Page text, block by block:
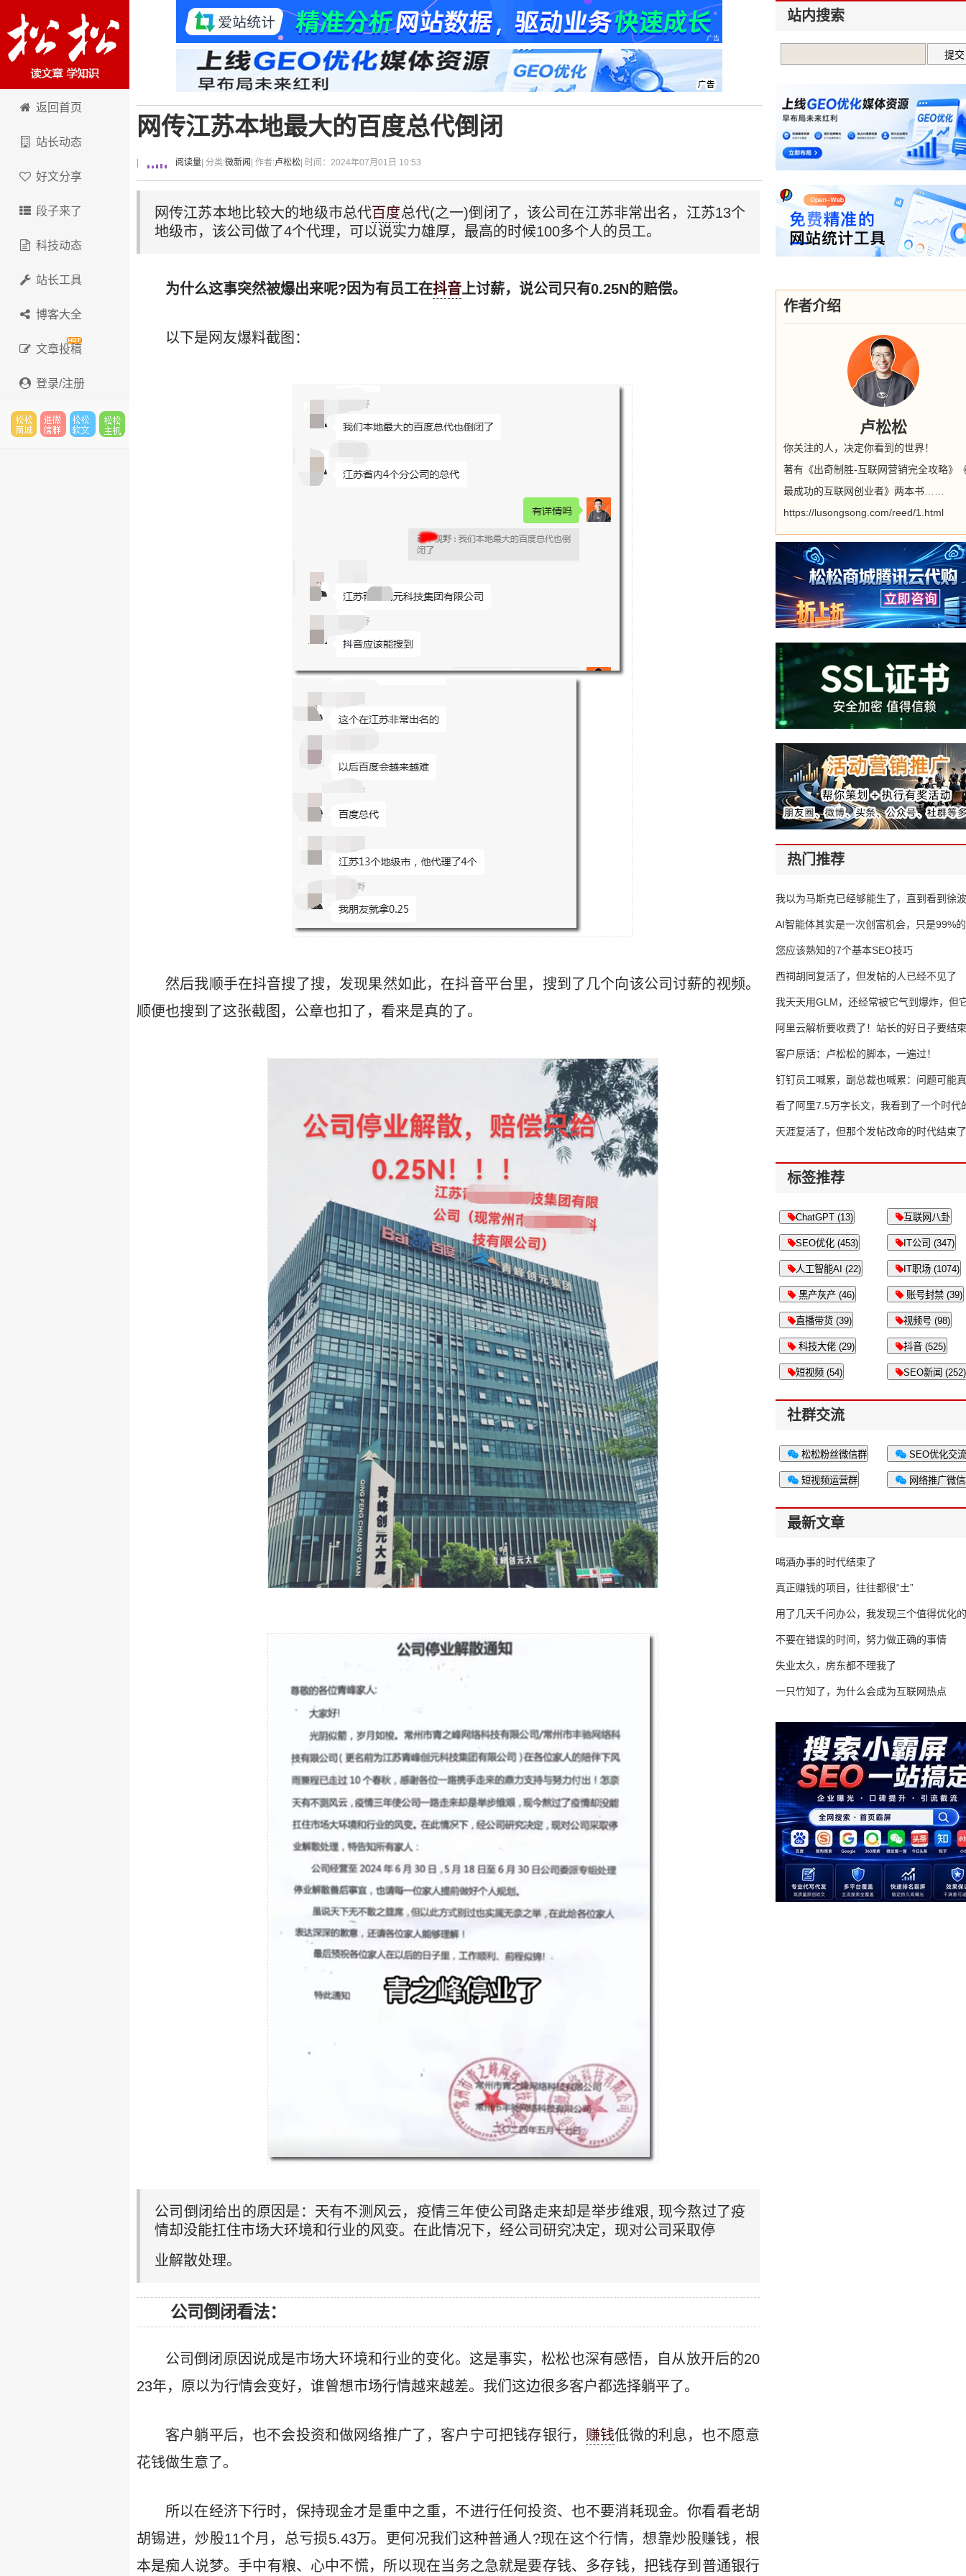
卢松松博客
返回首页
站长动态
好文分享
段子来了
科技动态
站长工具
博客大全
文章投稿
登录/注册
网传江苏本地最大的百度总代倒闭
阅读量 | 分类:微新闻 | 作者:卢松松 | 时间：2024年07月01日 10:53
网传江苏本地比较大的地级市总代百度总代(之一)倒闭了，该公司在江苏非常出名，江苏13个
地级市，该公司做了4个代理，可以说实力雄厚，最高的时候100多个人的员工。
为什么这事突然被爆出来呢?因为有员工在抖音上讨薪，说公司只有0.25N的赔偿。
以下是网友爆料截图：
然后我顺手在抖音搜了搜，发现果然如此，在抖音平台里，搜到了几个向该公司讨薪的视频。
顺便也搜到了这张截图，公章也扣了，看来是真的了。
公司倒闭给出的原因是：天有不测风云，疫情三年使公司路走来却是举步维艰, 现今熬过了疫
情却没能扛住市场大环境和行业的风变。在此情况下，经公司研究决定，现对公司采取停
业解散处理。
公司倒闭看法：
公司倒闭原因说成是市场大环境和行业的变化。这是事实，松松也深有感悟，自从放开后的20
23年，原以为行情会变好，谁曾想市场行情越来越差。我们这边很多客户都选择躺平了。
客户躺平后，也不会投资和做网络推广了，客户宁可把钱存银行， 赚钱低微的利息，也不愿意
花钱做生意了。
所以在经济下行时，保持现金才是重中之重，不进行任何投资、也不要消耗现金。你看看老胡
胡锡进，炒股11个月，总亏损5.43万。更何况我们这种普通人?现在这个行情，想靠炒股赚钱，根
本是痴人说梦。手中有粮、心中不慌，所以现在当务之急就是要存钱、多存钱，把钱存到普通银行
站内搜索
作者介绍
卢松松
你关注的人，决定你看到的世界！
著有《出奇制胜-互联网营销完全攻略》
最成功的互联网创业者》两本书……
https://lusongsong.com/reed/1.html
热门推荐
我以为马斯克已经够能生了，直到看到
AI智能体其实是一次创富机会，只是99%
错过了
您应该熟知的7个基本SEO技巧
西祠胡同复活了，但发帖的人已经不见了
我天天用GLM，还经常被它气到爆炸，但
16万亿
阿里云解析要收费了！站长的好日子要结
客户原话：卢松松的脚本，一遍过！
钉钉员工喊累，副总裁也喊累：问题可能
了
看了阿里7.5万字长文，我看到了一个时代
天涯复活了，但那个发帖改命的时代结束了
标签推荐
ChatGPT (13) 互联网八卦
SEO优化 (453) IT公司 (347)
人工智能AI (22) IT职场 (1074)
黑产灰产 (46) 账号封禁 (39)
直播带货 (39) 视频号 (98)
科技大佬 (29) 抖音 (525)
短视频 (54) SEO新闻 (252)
社群交流
松松粉丝微信群 SEO优化交
短视频运营群 网络推广微
最新文章
喝酒办事的时代结束了
真正赚钱的项目，往往都很“土”
用了几天千问办公，我发现三个值得优化
不要在错误的时间，努力做正确的事情
失业太久，房东都不理我了
一只竹知了，为什么会成为互联网热点